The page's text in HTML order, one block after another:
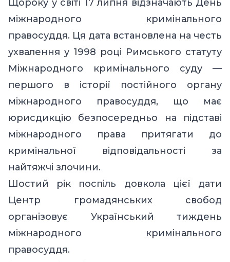
Щороку у світі 17 липня відзначають День
міжнародного кримінального
правосуддя. Ця дата встановлена на честь
ухвалення у 1998 році Римського статуту
Міжнародного кримінального суду —
першого в історії постійного органу
міжнародного правосуддя, що має
юрисдикцію безпосередньо на підставі
міжнародного права притягати до
кримінальної відповідальності за
найтяжчі злочини.
Шостий рік поспіль довкола цієї дати
Центр громадянських свобод
організовує Український тиждень
міжнародного кримінального
правосуддя.